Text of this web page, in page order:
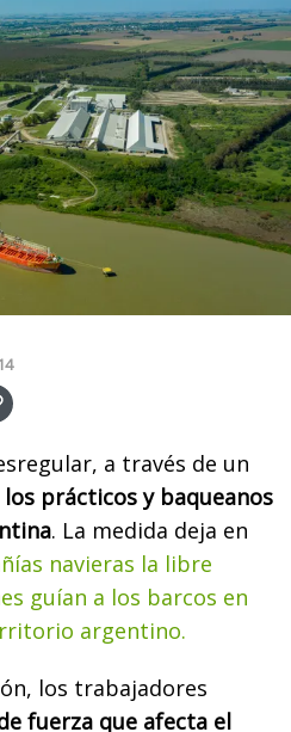
a través de un
prácticos y baqueanos
. La medida deja en
navieras la libre
guían a los barcos en
argentino.
los trabajadores
fuerza que afecta el